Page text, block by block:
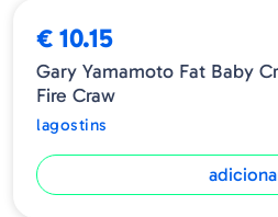
€ 10.15
Gary Yamamoto Fat Baby
Fire Craw
lagostins